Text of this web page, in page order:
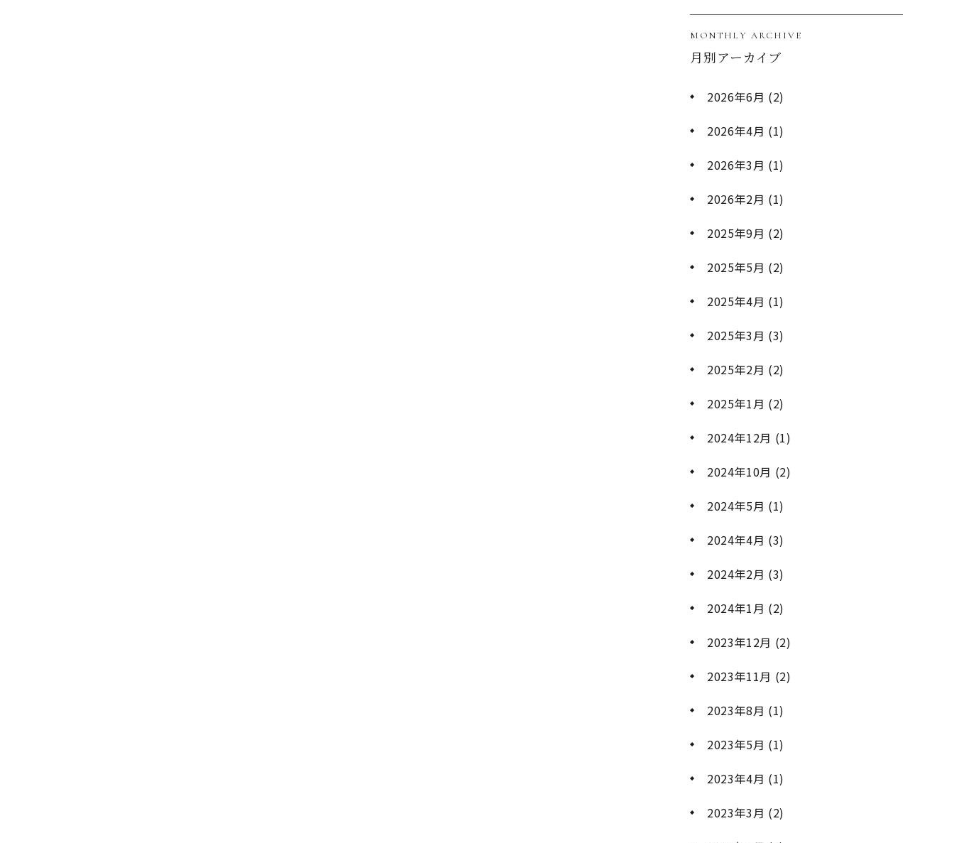
MONTHLY ARCHIVE
月別アーカイブ
2026年6月 (2)
2026年4月 (1)
2026年3月 (1)
2026年2月 (1)
2025年9月 (2)
2025年5月 (2)
2025年4月 (1)
2025年3月 (3)
2025年2月 (2)
2025年1月 (2)
2024年12月 (1)
2024年10月 (2)
2024年5月 (1)
2024年4月 (3)
2024年2月 (3)
2024年1月 (2)
2023年12月 (2)
2023年11月 (2)
2023年8月 (1)
2023年5月 (1)
2023年4月 (1)
2023年3月 (2)